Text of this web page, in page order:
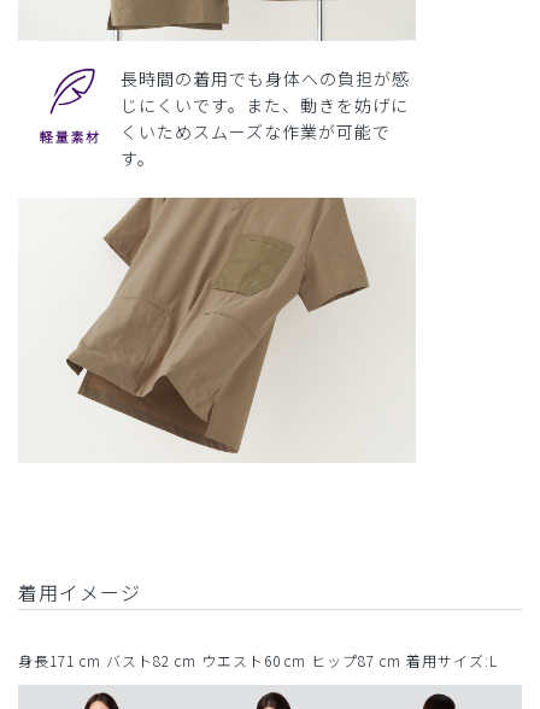
長時間の着用でも身体への負担が感
じにくいです。また、動きを妨げに
くいためスムーズな作業が可能で
す。
着用イメージ
身長171 cm バスト82 cm ウエスト60 cm ヒップ87 cm 着用サイズ:L